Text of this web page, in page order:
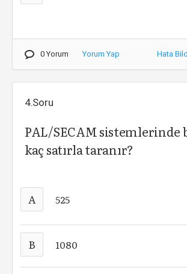
0 Yorum Yorum Yap Hata
4.Soru
PAL/SECAM sistemlerinde
kaç satırla taranır?
A 525
B 1080